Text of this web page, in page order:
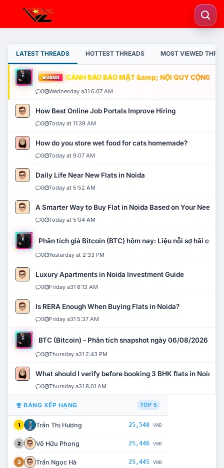
LATEST THREADS HOTTEST THREADS MOST VIEWED
VÀNG CẢNH BÁO BẢO MẬT &amp; NỘI QUY CỘNG
0 Wednesday a31 6:07 AM
How Best Online Job Portals Improve Hiring
0 Today at 11:39 AM
How do you store wet food for cats homemade?
0 Today at 9:07 AM
Daily Life Near New Flats in Noida
0 Today at 5:52 AM
A Smarter Way to Buy Flat in Noida Based on Your Needs
0 Today at 5:04 AM
Phân tích giá Bitcoin (BTC) hôm nay: Liệu nỗi sợ hãi có
0 Yesterday at 2:33 PM
Luxury Apartments in Noida Investment Guide
0 Friday a31 6:13 AM
Is RERA Enough When Buying Flats in Noida?
0 Friday a31 5:37 AM
BTC (Bitcoin) - Phân tích snapshot ngày 06/08/2026
0 Thursday a31 2:43 PM
What should I verify before booking 3 BHK flats in Noida?
0 Thursday a31 8:01 AM
BẢNG XẾP HẠNG TOP 5
1 Trần Thị Hương 25,548 VNĐ
2 Võ Hữu Phong 25,446 VNĐ
3 Trần Ngọc Hà 25,445 VNĐ